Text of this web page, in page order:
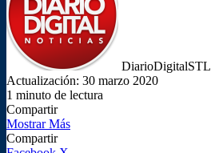
DiarioDigitalSTL
Actualización: 30 marzo 2020
1 minuto de lectura
Compartir
Facebook
X
LinkedIn
Tumblr
Reddit
Messenger
Messenger
WhatsApp
Telegram
Viber
Compartir
por
Imprimir
Mostrar Más
Compartir